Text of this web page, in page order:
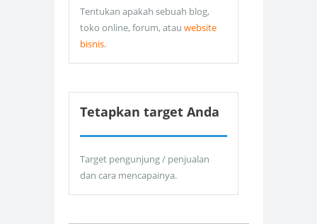
Tentukan apakah sebuah blog,
toko online, forum, atau website
bisnis.
Tetapkan target Anda
Target pengunjung / penjualan
dan cara mencapainya.